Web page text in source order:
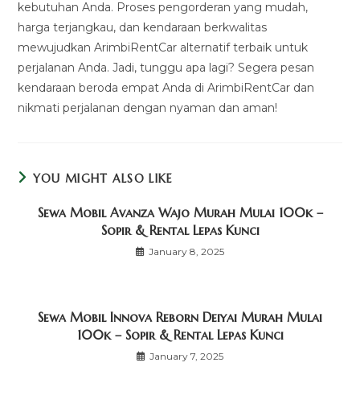
kebutuhan Anda. Proses pengorderan yang mudah,
harga terjangkau, dan kendaraan berkwalitas
mewujudkan ArimbiRentCar alternatif terbaik untuk
perjalanan Anda. Jadi, tunggu apa lagi? Segera pesan
kendaraan beroda empat Anda di ArimbiRentCar dan
nikmati perjalanan dengan nyaman dan aman!
YOU MIGHT ALSO LIKE
Sewa Mobil Avanza Wajo Murah Mulai 100k –
Sopir & Rental Lepas Kunci
January 8, 2025
Sewa Mobil Innova Reborn Deiyai Murah Mulai
100k – Sopir & Rental Lepas Kunci
January 7, 2025